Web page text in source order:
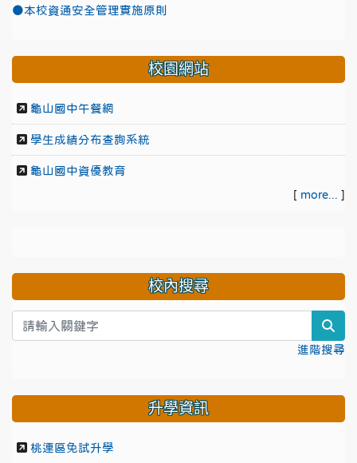
●本校資通安全管理實施原則
校園網站
龜山國中午餐網
學生成績分布查詢系統
龜山國中資優教育
[ more... ]
校內搜尋
進階搜尋
升學資訊
桃連區免試升學